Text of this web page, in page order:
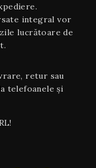
integral vor
lucrătoare de
retur sau
telefoanele și